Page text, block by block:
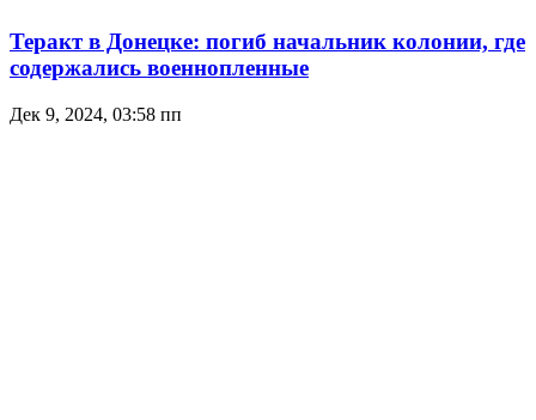
Теракт в Донецке: погиб начальник колонии, где
содержались военнопленные
Дек 9, 2024, 03:58 пп